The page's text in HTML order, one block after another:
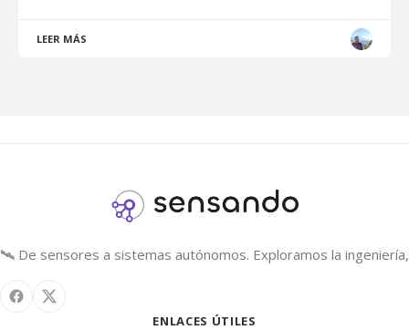
LEER MÁS
🛰️ De sensores a sistemas autónomos. Exploramos la
ENLACES ÚTILES